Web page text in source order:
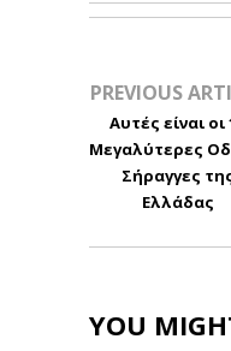
PREVIOUS
Αυτές είναι οι
Μεγαλύτερες
Σήραγγες
Ελλάδας
YOU